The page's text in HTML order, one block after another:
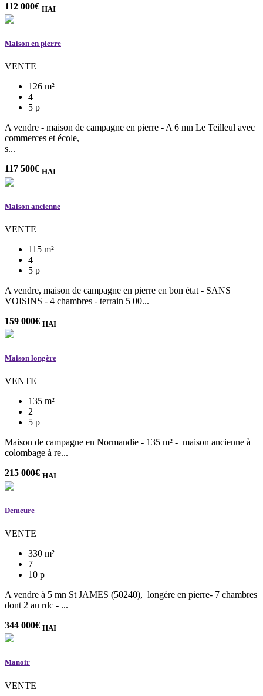
112 000€ HAI
Maison en pierre
VENTE
126 m²
4
5 p
A vendre - maison de campagne en pierre - A 6 mn Le Teilleul avec
commerces et école,
s...
117 500€ HAI
Maison ancienne
VENTE
115 m²
4
5 p
A vendre, maison de campagne en pierre en bon état - SANS
VOISINS - 4 chambres - terrain 5 00...
159 000€ HAI
Maison longère
VENTE
135 m²
2
5 p
Maison de campagne en Normandie - 135 m² - maison ancienne à
colombage à re...
215 000€ HAI
Demeure
VENTE
330 m²
7
10 p
A vendre à 5 mn St JAMES (50240), longère en pierre- 7 chambres
dont 2 au rdc - ...
344 000€ HAI
Manoir
VENTE